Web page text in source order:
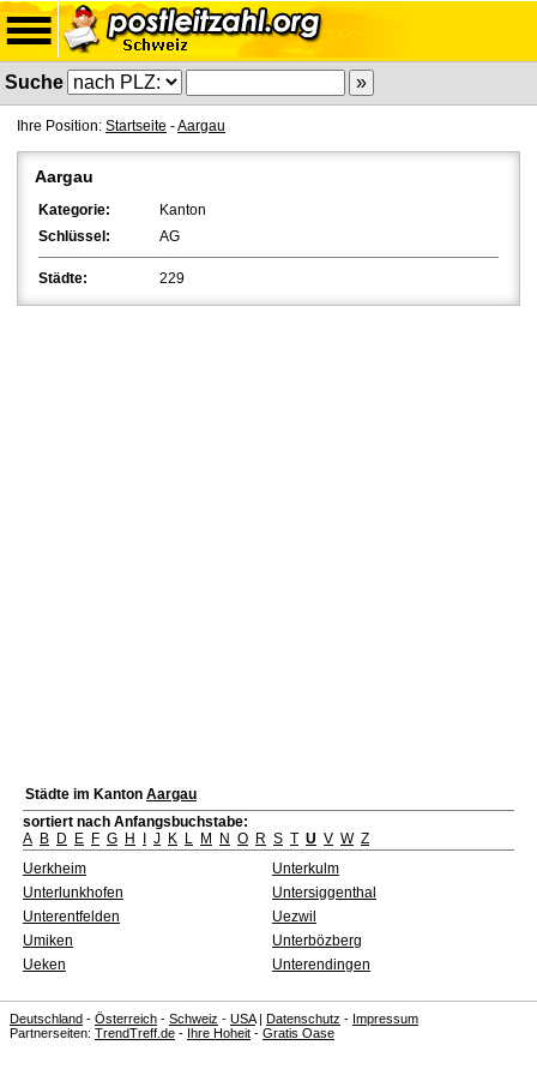
Suche
Ihre Position: Startseite -Aargau
Aargau
Kategorie:
Kanton
Schlüssel:
AG
Städte: 229
Städte im Kanton Aargau
sortiert nach Anfangsbuchstabe:
A B D E F G H J K L M N O R S T U V W Z
Uerkheim
Unterkulm
Unterlunkhofen
Untersiggenthal
Unterentfelden
Uezwil
Umiken
Unterbözberg
Ueken
Unterendingen
Deutschland - Österreich - Schweiz - USA| Datenschutz - Impressum
Partnerseiten: TrendTreff.de - Ihre Hoheit - Gratis Oase